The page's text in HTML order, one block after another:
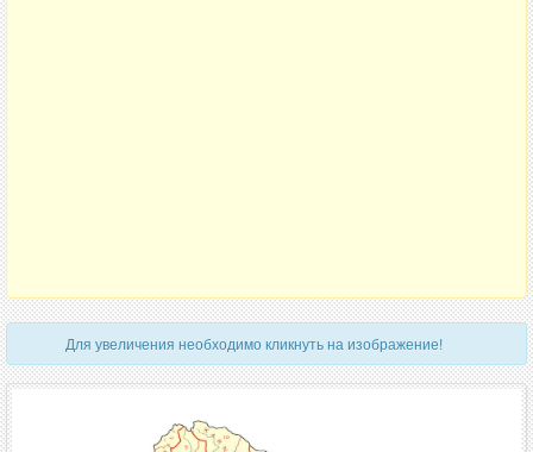
Для увеличения необходимо кликнуть на изображение!